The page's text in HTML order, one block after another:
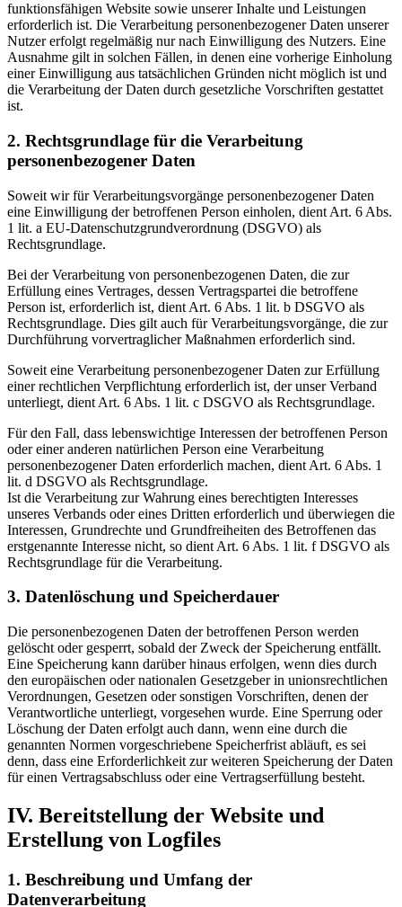
funktionsfähigen Website sowie unserer Inhalte und Leistungen
erforderlich ist. Die Verarbeitung personenbezogener Daten unserer
Nutzer erfolgt regelmäßig nur nach Einwilligung des Nutzers. Eine
Ausnahme gilt in solchen Fällen, in denen eine vorherige Einholung
einer Einwilligung aus tatsächlichen Gründen nicht möglich ist und
die Verarbeitung der Daten durch gesetzliche Vorschriften gestattet
ist.
2. Rechtsgrundlage für die Verarbeitung
personenbezogener Daten
Soweit wir für Verarbeitungsvorgänge personenbezogener Daten
eine Einwilligung der betroffenen Person einholen, dient Art. 6 Abs.
1 lit. a EU-Datenschutzgrundverordnung (DSGVO) als
Rechtsgrundlage.
Bei der Verarbeitung von personenbezogenen Daten, die zur
Erfüllung eines Vertrages, dessen Vertragspartei die betroffene
Person ist, erforderlich ist, dient Art. 6 Abs. 1 lit. b DSGVO als
Rechtsgrundlage. Dies gilt auch für Verarbeitungsvorgänge, die zur
Durchführung vorvertraglicher Maßnahmen erforderlich sind.
Soweit eine Verarbeitung personenbezogener Daten zur Erfüllung
einer rechtlichen Verpflichtung erforderlich ist, der unser Verband
unterliegt, dient Art. 6 Abs. 1 lit. c DSGVO als Rechtsgrundlage.
Für den Fall, dass lebenswichtige Interessen der betroffenen Person
oder einer anderen natürlichen Person eine Verarbeitung
personenbezogener Daten erforderlich machen, dient Art. 6 Abs. 1
lit. d DSGVO als Rechtsgrundlage.
Ist die Verarbeitung zur Wahrung eines berechtigten Interesses
unseres Verbands oder eines Dritten erforderlich und überwiegen die
Interessen, Grundrechte und Grundfreiheiten des Betroffenen das
erstgenannte Interesse nicht, so dient Art. 6 Abs. 1 lit. f DSGVO als
Rechtsgrundlage für die Verarbeitung.
3. Datenlöschung und Speicherdauer
Die personenbezogenen Daten der betroffenen Person werden
gelöscht oder gesperrt, sobald der Zweck der Speicherung entfällt.
Eine Speicherung kann darüber hinaus erfolgen, wenn dies durch
den europäischen oder nationalen Gesetzgeber in unionsrechtlichen
Verordnungen, Gesetzen oder sonstigen Vorschriften, denen der
Verantwortliche unterliegt, vorgesehen wurde. Eine Sperrung oder
Löschung der Daten erfolgt auch dann, wenn eine durch die
genannten Normen vorgeschriebene Speicherfrist abläuft, es sei
denn, dass eine Erforderlichkeit zur weiteren Speicherung der Daten
für einen Vertragsabschluss oder eine Vertragserfüllung besteht.
IV. Bereitstellung der Website und
Erstellung von Logfiles
1. Beschreibung und Umfang der
Datenverarbeitung